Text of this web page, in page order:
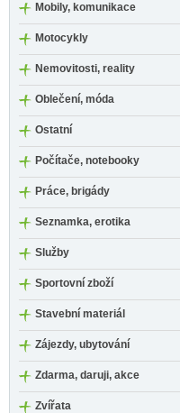
Mobily, komunikace
Motocykly
Nemovitosti, reality
Oblečení, móda
Ostatní
Počítače, notebooky
Práce, brigády
Seznamka, erotika
Služby
Sportovní zboží
Stavební materiál
Zájezdy, ubytování
Zdarma, daruji, akce
Zvířata